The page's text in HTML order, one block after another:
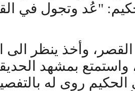
"عُد وتجول في
وأخذ ينظر الى
واستمتع بمشهد
الحكيم روى له